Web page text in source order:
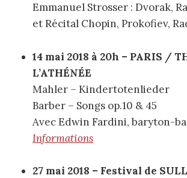
Emmanuel Strosser : Dvorak,
et Récital Chopin, Prokofiev,
14 mai 2018 à 20h – PARIS /
L’ATHÉNÉE
Mahler – ​Kindertotenlieder
Barber – Songs op.10 & 45
Avec Edwin Fardini, baryton-
Informations
27 mai 2018 – Festival de